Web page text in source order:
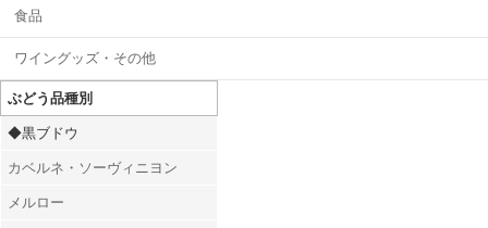
食品
ワイングッズ・その他
ぶどう品種別
◆黒ブドウ
カベルネ・ソーヴィニヨン
メルロー